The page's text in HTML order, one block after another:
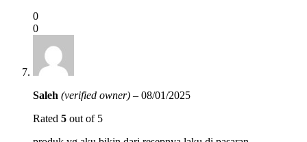
0
0
Saleh (verified owner) – 08/01/2025
Rated 5 out of 5